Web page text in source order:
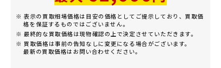
※ 表示の買取相場価格は目安の価格としてご提示しており、買取価
格を保証するものではございません。
※ 最終的な買取価格は現物確認の上で決定させていただきます。
※ 買取価格は事前の告知なしに変更になる場合がございます。
最新の買取価格はお問い合わせください。